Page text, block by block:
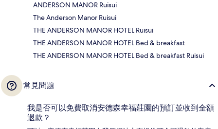
ANDERSON MANOR Ruisui
The Anderson Manor Ruisui
THE ANDERSON MANOR HOTEL Ruisui
THE ANDERSON MANOR HOTEL Bed & breakfast
THE ANDERSON MANOR HOTEL Bed & breakfast Ruisui
常見問題
我是否可以免費取消安德森幸福莊園的預訂並收到全額
退款？